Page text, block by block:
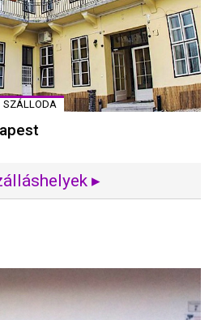
SZÁLLODA
▸